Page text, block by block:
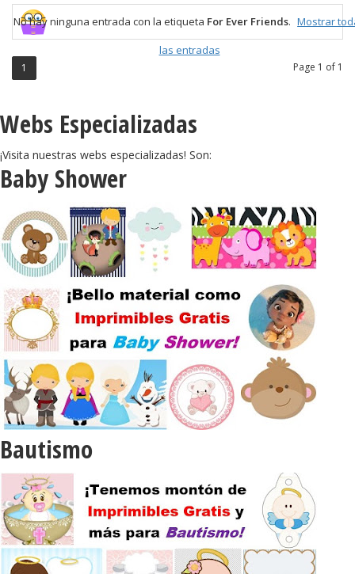
No hay ninguna entrada con la etiqueta For Ever Friends. Mostrar
las entradas
Page 1 of 1
1
Webs Especializadas
¡Visita nuestras webs especializadas! Son:
Baby Shower
Bautismo